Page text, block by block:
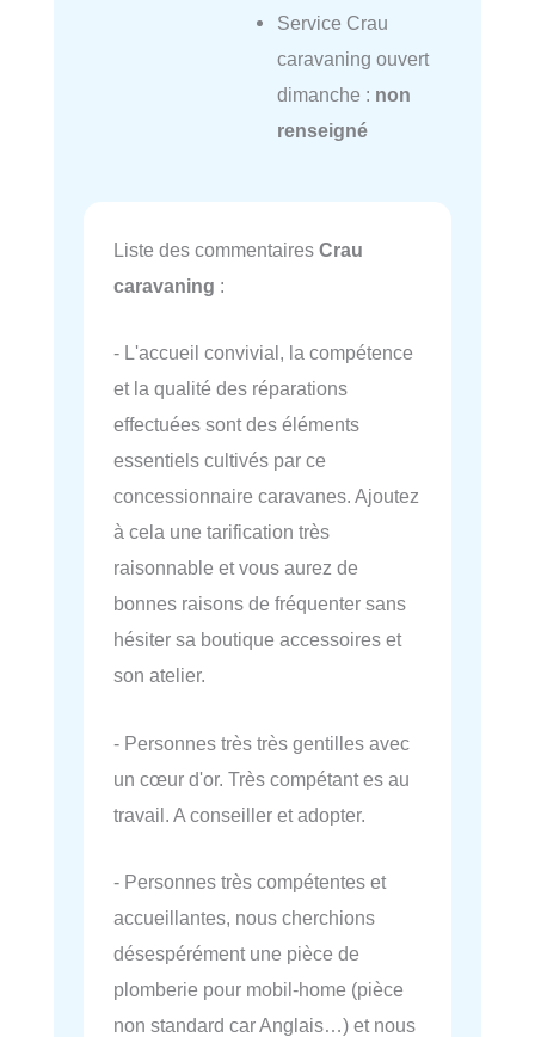
Service Crau
caravaning ouvert
dimanche : non
renseigné
Liste des commentaires Crau
caravaning :
- L'accueil convivial, la compétence
et la qualité des réparations
effectuées sont des éléments
essentiels cultivés par ce
concessionnaire caravanes. Ajoutez
à cela une tarification très
raisonnable et vous aurez de
bonnes raisons de fréquenter sans
hésiter sa boutique accessoires et
son atelier.
- Personnes très très gentilles avec
un cœur d'or. Très compétant es au
travail. A conseiller et adopter.
- Personnes très compétentes et
accueillantes, nous cherchions
désespérément une pièce de
plomberie pour mobil-home (pièce
non standard car Anglais…) et nous